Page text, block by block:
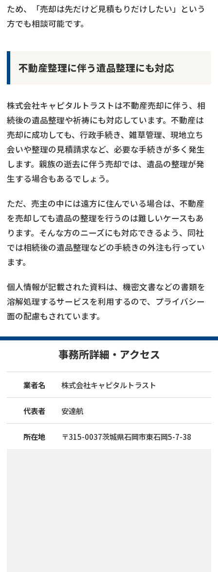
ため、「売却は先だけど見積もりだけしたい」という
方でも相談可能です。
不動産整理に伴う遺品整理にも対応
株式会社キャピタルトラストは不動産売却に伴う、相
続後の遺品整理や祈祷にも対応しています。不動産は
売却に成功しても、行政手続き、雑草管理、現地立ち
会いや整理の見積請求など、必要な手続きが多く発生
します。親族の逝去に伴う売却では、遺品の整理が発
生する場合もあるでしょう。
ただ、売主の中には遠方に住んでいる場合は、不動産
を売却しても遺品の整理を行うのは難しいケースもあ
ります。そんな方のニーズにも対応できるよう、同社
では相続後の遺品整理などの手続きの外注も行ってい
ます。
個人情報が記載された資料は、機密文書などの書類を
溶解処理するサービスを利用するので、プライバシー
面の配慮もされています。
事務所詳細・アクセス
業者名 株式会社キャピタルトラスト
代表者 安達航
所在地 〒315-0037茨城県石岡市東石岡5-7-38